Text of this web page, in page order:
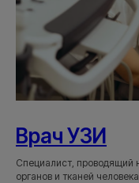
Врач УЗИ
Специалист, проводящий
органов и тканей